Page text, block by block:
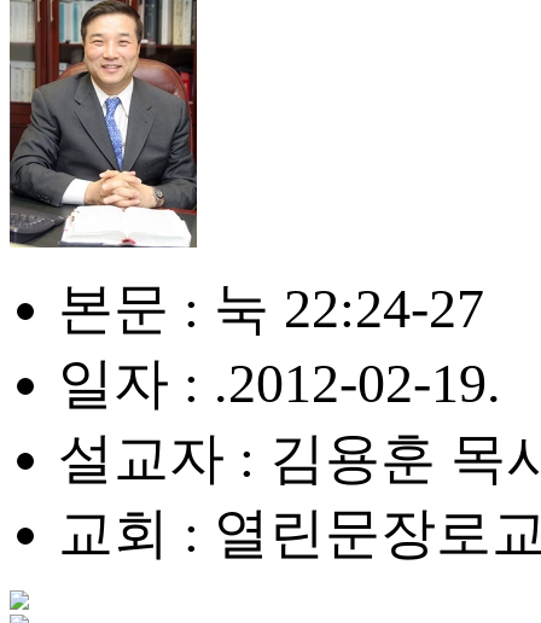
본문 : 눅 22:24-27
일자 : .2012-02-19.
설교자 : 김용훈 목
교회 : 열린문장로